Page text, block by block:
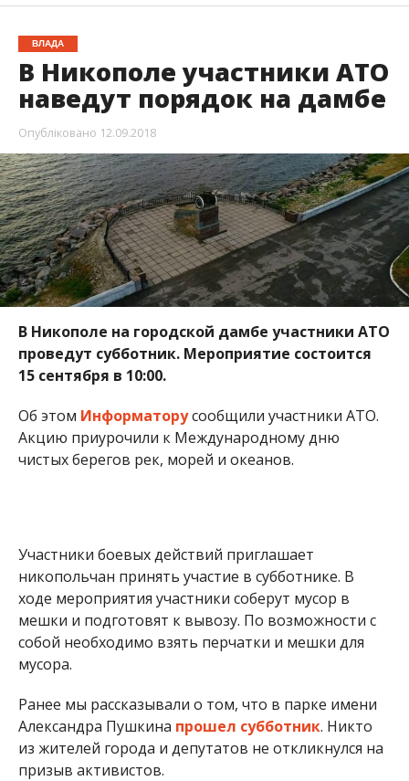
ВЛАДА
В Никополе участники АТО
наведут порядок на дамбе
Опубліковано 12.09.2018
В Никополе на городской дамбе участники АТО
проведут субботник. Мероприятие состоится
15 сентября в 10:00.
Об этом Информаторусообщили участники АТО.
Акцию приурочили к Международному дню
чистых берегов рек, морей и океанов.
Участники боевых действий приглашает
никопольчан принять участие в субботнике. В
ходе мероприятия участники соберут мусор в
мешки и подготовят к вывозу. По возможности с
собой необходимо взять перчатки и мешки для
мусора.
Ранее мы рассказывали о том, что в парке имени
Александра Пушкина прошел субботник. Никто
из жителей города и депутатов не откликнулся на
призыв активистов.